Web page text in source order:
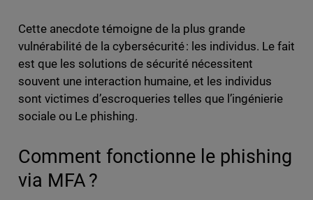
Cette anecdote témoigne de la plus grande
vulnérabilité de la cybersécurité : les individus. Le fait
est que les solutions de sécurité nécessitent
souvent une interaction humaine, et les individus
sont victimes d’escroqueries telles que l’ingénierie
sociale ou Le phishing.
Comment fonctionne le phishing
via MFA ?